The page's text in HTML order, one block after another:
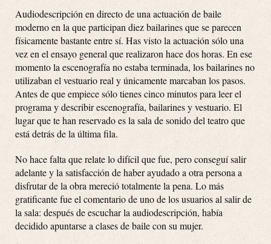
Audiodescripción en directo de una actuación de baile
moderno en la que participan diez bailarines que se parecen
físicamente bastante entre sí. Has visto la actuación sólo una
vez en el ensayo general que realizaron hace dos horas. En ese
momento la escenografía no estaba terminada, los bailarines no
utilizaban el vestuario real y únicamente marcaban los pasos.
Antes de que empiece sólo tienes cinco minutos para leer el
programa y describir escenografía, bailarines y vestuario. El
lugar que te han reservado es la sala de sonido del teatro que
está detrás de la última fila.
No hace falta que relate lo difícil que fue, pero conseguí salir
adelante y la satisfacción de haber ayudado a otra persona a
disfrutar de la obra mereció totalmente la pena. Lo más
gratificante fue el comentario de uno de los usuarios al salir de
la sala: después de escuchar la audiodescripción, había
decidido apuntarse a clases de baile con su mujer.